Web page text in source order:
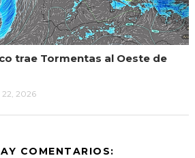
trae Tormentas al Oeste de
2026
COMENTARIOS: